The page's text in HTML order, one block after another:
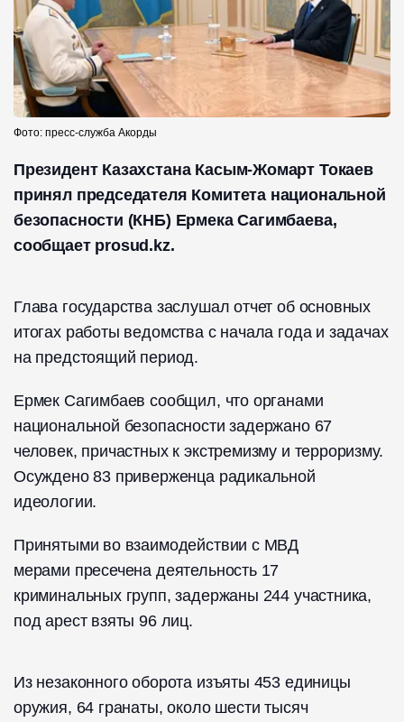
Фото: пресс-служба Акорды
Президент Казахстана Касым-Жомарт Токаев
принял председателя Комитета национальной
безопасности (КНБ) Ермека Сагимбаева,
сообщает prosud.kz.
Глава государства заслушал отчет об основных
итогах работы ведомства с начала года и задачах
на предстоящий период.
Ермек Сагимбаев сообщил, что органами
национальной безопасности задержано 67
человек, причастных к экстремизму и терроризму.
Осуждено 83 приверженца радикальной
идеологии.
Принятыми во взаимодействии с МВД
мерами пресечена деятельность 17
криминальных групп, задержаны 244 участника,
под арест взяты 96 лиц.
Из незаконного оборота изъяты 453 единицы
оружия, 64 гранаты, около шести тысяч